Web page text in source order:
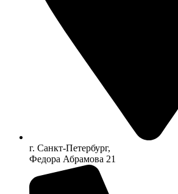
г. Санкт-Петербург,
Федора Абрамова 21